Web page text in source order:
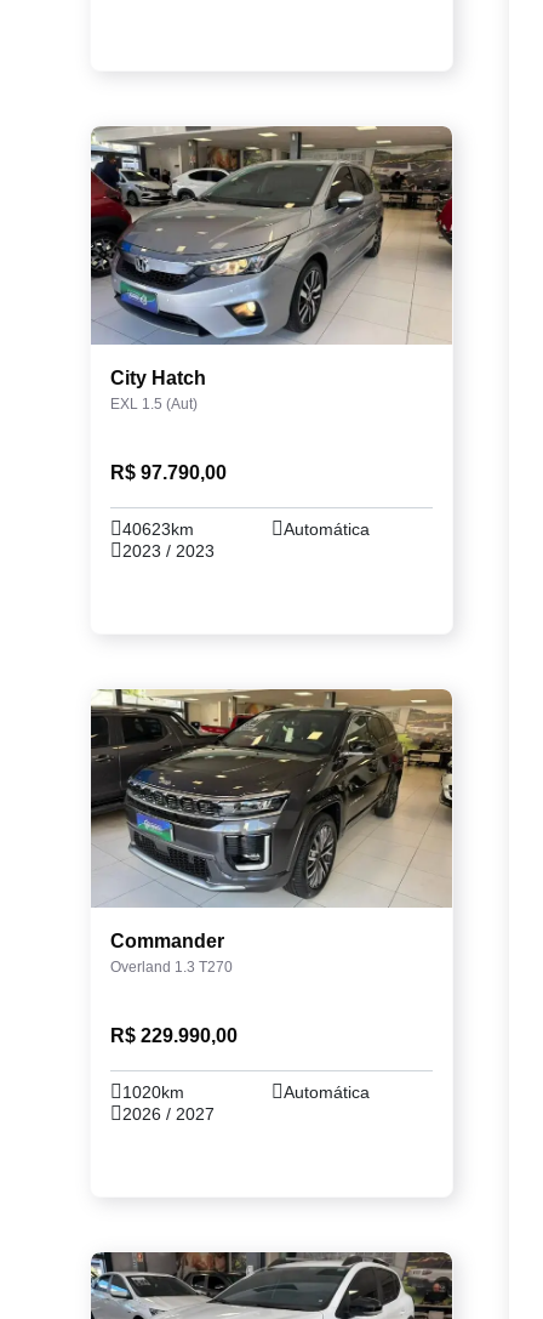
City Hatch
EXL 1.5 (Aut)
R$ 97.790,00
40623km
Automática
2023 / 2023
Commander
Overland 1.3 T270
R$ 229.990,00
1020km
Automática
2026 / 2027